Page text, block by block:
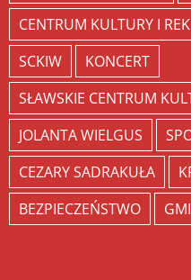
CENTRUM KULTURY I
SCKIW
KONCERT
SŁAWSKIE CENTRUM
JOLANTA WIELGUS
CEZARY SADRAKUŁA
BEZPIECZEŃSTWO